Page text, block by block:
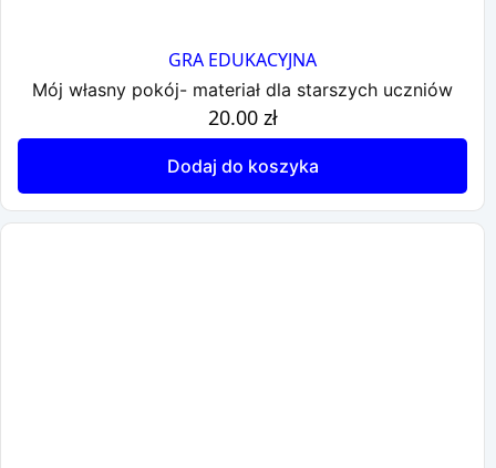
GRA EDUKACYJNA
Mój własny pokój- materiał dla starszych uczniów
20.00 zł
Dodaj do koszyka